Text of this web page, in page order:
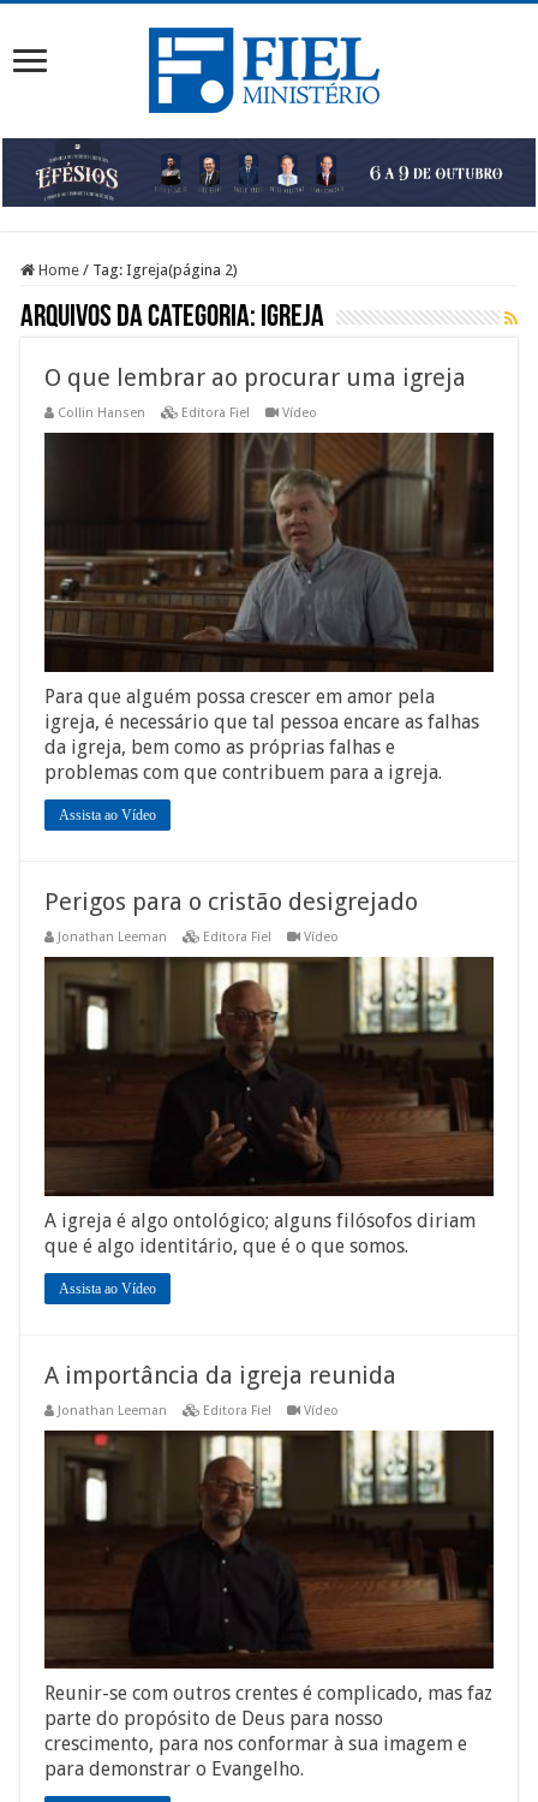
Home / Tag:Igreja(página 2)
Arquivos da categoria: Igreja
O que lembrar ao procurar uma igreja
Collin Hansen Editora Fiel Vídeo
Para que alguém possa crescer em amor pela
igreja, é necessário que tal pessoa encare as falhas
da igreja, bem como as próprias falhas e
problemas com que contribuem para a igreja.
Assista ao Vídeo
Perigos para o cristão desigrejado
Jonathan Leeman Editora Fiel Vídeo
A igreja é algo ontológico; alguns filósofos diriam
que é algo identitário, que é o que somos.
Assista ao Vídeo
A importância da igreja reunida
Jonathan Leeman Editora Fiel Vídeo
Reunir-se com outros crentes é complicado, mas faz
parte do propósito de Deus para nosso
crescimento, para nos conformar à sua imagem e
para demonstrar o Evangelho.